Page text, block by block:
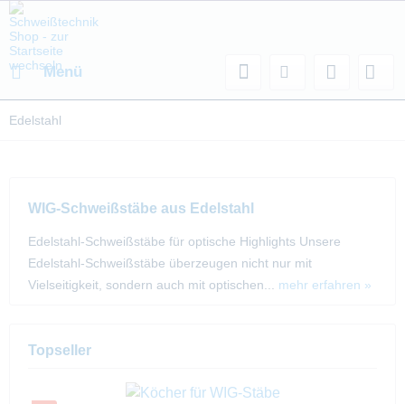
Menü
Edelstahl
WIG-Schweißstäbe aus Edelstahl
Edelstahl-Schweißstäbe für optische Highlights Unsere
Edelstahl-Schweißstäbe überzeugen nicht nur mit
Vielseitigkeit, sondern auch mit optischen... mehr erfahren »
Topseller